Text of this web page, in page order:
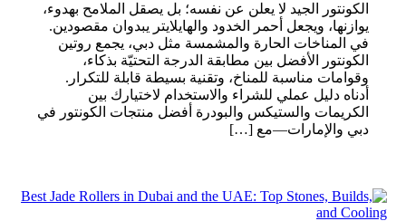
الكونتور الجيد لا يعلن عن نفسه؛ بل يصقل الملامح بهدوء،
يوازنها، ويجعل أحمر الخدود والهايلايتر يبدوان مقصودين.
في المناخات الحارة والمشمسة مثل دبي، يجمع روتين
الكونتور الأفضل بين مطابقة الدرجة التحتيّة بذكاء،
وقوامات مناسبة للمناخ، وتقنية بسيطة قابلة للتكرار.
أدناه دليل عملي للشراء والاستخدام لاختيارك بين
الكريمات والستيكس والبودرة أفضل منتجات الكونتور في
دبي والإمارات—مع […]